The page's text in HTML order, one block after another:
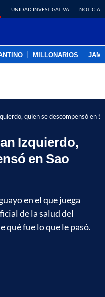
UNIDAD INVESTIGATIVA NOTICIAS
MILLONARIOS
quien se descompensó en
Izquierdo,
en Sao
en el que juega
de la salud del
qué fue lo que le pasó.